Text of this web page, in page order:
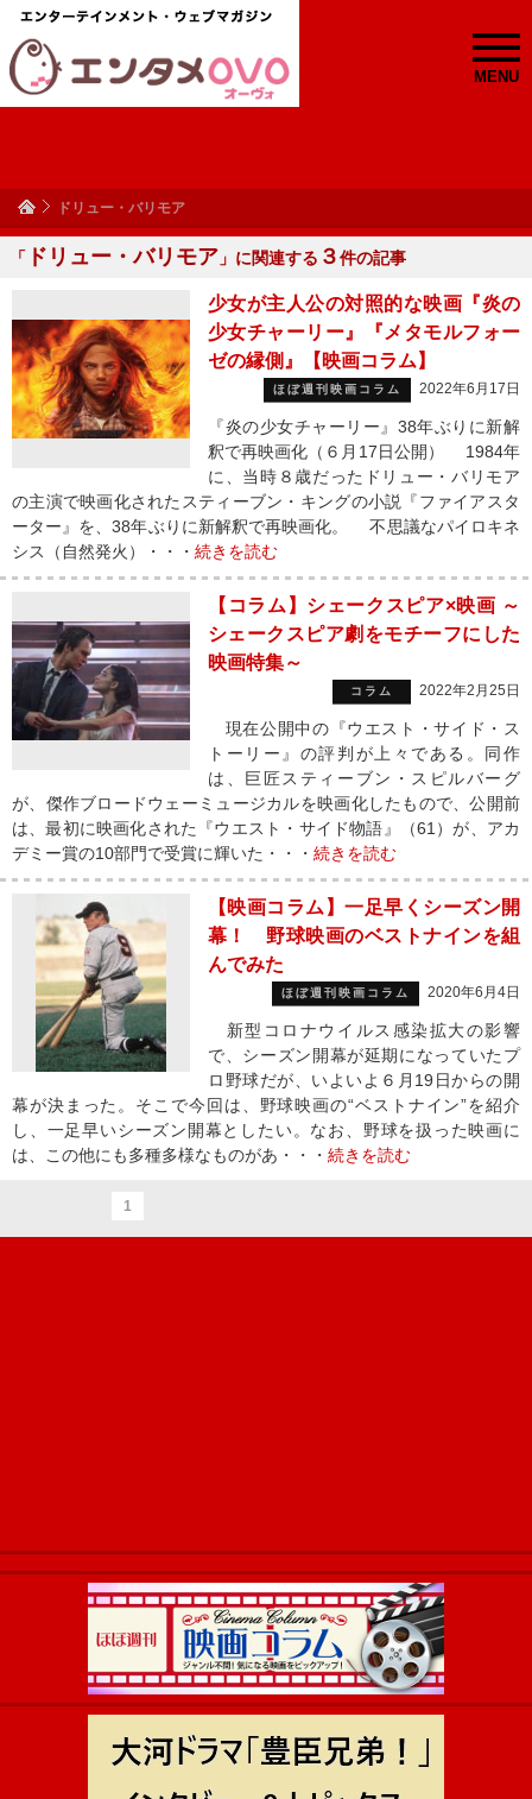
MENU
ドリュー・バリモア
「 ドリュー・バリモア 」に関連する ３件の記事
少女が主人公の対照的な映画『炎の
少女チャーリー』『メタモルフォー
ゼの縁側』【映画コラム】
ほぼ週刊映画コラム 2022年6月17日
『炎の少女チャーリー』38年ぶりに新解
釈で再映画化（６月17日公開） 1984年
に、当時８歳だったドリュー・バリモア
の主演で映画化されたスティーブン・キングの小説『ファイアスタ
ーター』を、38年ぶりに新解釈で再映画化。 不思議なパイロキネ
シス（自然発火）・・・ 続きを読む
【コラム】シェークスピア×映画 ～
シェークスピア劇をモチーフにした
映画特集～
コラム 2022年2月25日
現在公開中の『ウエスト・サイド・ス
トーリー』の評判が上々である。同作
は、巨匠スティーブン・スピルバーグ
が、傑作ブロードウェーミュージカルを映画化したもので、公開前
は、最初に映画化された『ウエスト・サイド物語』（61）が、アカ
デミー賞の10部門で受賞に輝いた・・・ 続きを読む
【映画コラム】一足早くシーズン開
幕！ 野球映画のベストナインを組
んでみた
ほぼ週刊映画コラム 2020年6月4日
新型コロナウイルス感染拡大の影響
で、シーズン開幕が延期になっていたプ
ロ野球だが、いよいよ６月19日からの開
幕が決まった。そこで今回は、野球映画の“ベストナイン”を紹介
し、一足早いシーズン開幕としたい。なお、野球を扱った映画に
は、この他にも多種多様なものがあ・・・ 続きを読む
1